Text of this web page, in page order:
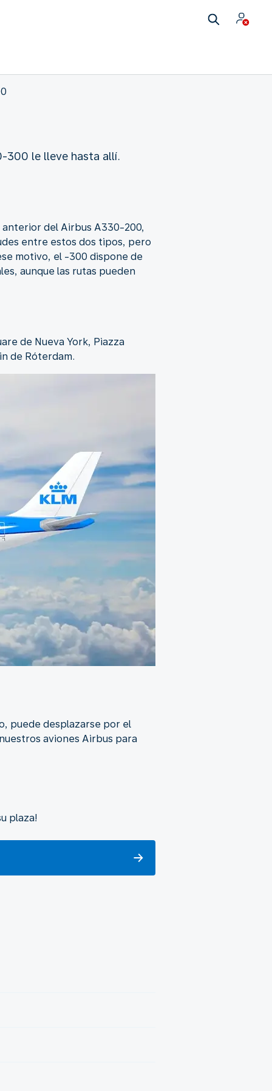
300 le lleve hasta allí.
anterior del Airbus A330-200,
entre estos dos tipos, pero
motivo, el -300 dispone de
aunque las rutas pueden
de Nueva York, Piazza
de Róterdam.
puede desplazarse por el
aviones Airbus para
plaza!